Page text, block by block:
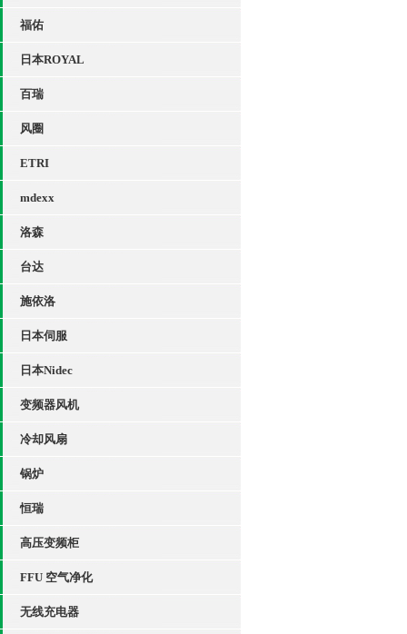
福佑
日本ROYAL
百瑞
风圈
ETRI
mdexx
洛森
台达
施依洛
日本伺服
日本Nidec
变频器风机
冷却风扇
锅炉
恒瑞
高压变频柜
FFU 空气净化
无线充电器